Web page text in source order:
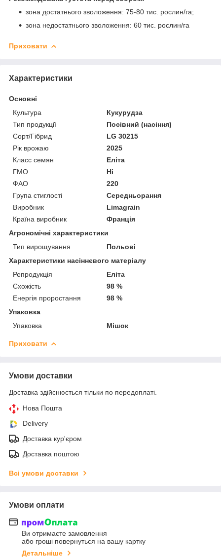
зона достатнього зволоження: 75-80 тис. рослин/га;
зона недостатнього зволоження: 60 тис. рослин/га
Приховати
Характеристики
Основні
Культура
Кукурудза
Тип продукції
Посівний (насіння)
Сорт/Гібрид
LG 30215
Рік врожаю
2025
Класс семян
Еліта
ГМО
Ні
ФАО
220
Група стиглості
Середньорання
Виробник
Limagrain
Країна виробник
Франція
Агрономічні характеристики
Тип вирощування
Польові
Характеристики насіннєвого матеріалу
Репродукція
Еліта
Схожість
98 %
Енергія проростання
98 %
Упаковка
Упаковка
Мішок
Приховати
Умови доставки
Доставка здійснюється тільки по передоплаті.
Нова Пошта
Delivery
Доставка кур'єром
Доставка поштою
Всі умови доставки
Умови оплати
Ви отримаєте замовлення
або гроші повернуться на вашу картку
Детальніше